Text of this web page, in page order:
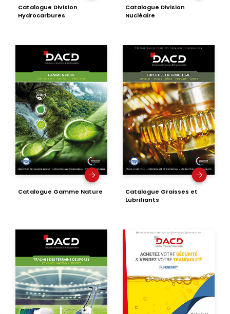
Catalogue Division
Hydrocarbures
Catalogue Division
Nucléaire
Catalogue Gamme Nature
Catalogue Graisses et
Lubrifiants